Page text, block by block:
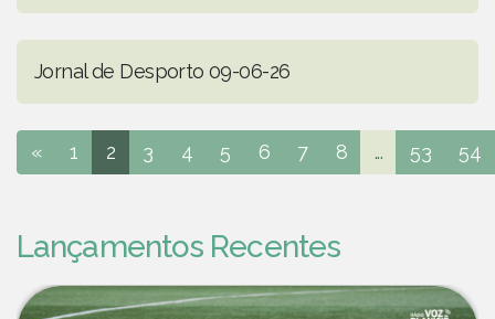
Jornal de Desporto 09-06-26
« 1 2 3 4 5 6 7 8 ... 53 54
Lançamentos Recentes